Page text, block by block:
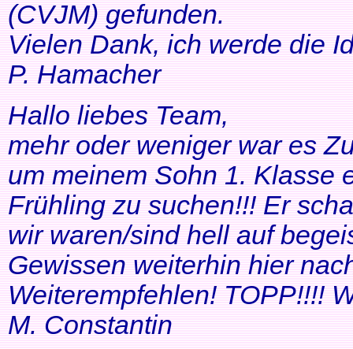
(CVJM) gefunden.
Vielen Dank, ich werde die
P. Hamacher
Hallo liebes Team,
mehr oder weniger war es
um meinem Sohn 1. Klasse
Frühling zu suchen!!! Er
wir waren/sind hell auf
Gewissen weiterhin hier
Weiterempfehlen! TOPP!!!!
M. Constantin